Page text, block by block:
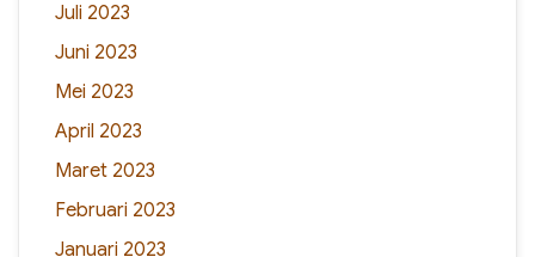
Juli 2023
Juni 2023
Mei 2023
April 2023
Maret 2023
Februari 2023
Januari 2023